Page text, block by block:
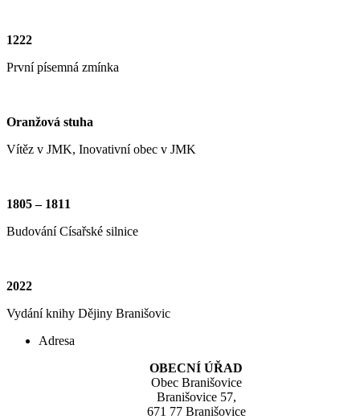
1222
První písemná zmínka
Oranžová stuha
Vítěz v JMK, Inovativní obec v JMK
1805 – 1811
Budování Císařské silnice
2022
Vydání knihy Dějiny Branišovic
Adresa
OBECNÍ ÚŘAD
Obec Branišovice
Branišovice 57,
671 77 Branišovice